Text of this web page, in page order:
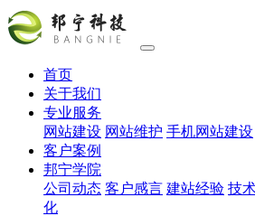
首页
关于我们
专业服务
网站建设 网站维护 手机网站建设
客户案例
邦宁学院
公司动态 客户感言 建站经验 技
化